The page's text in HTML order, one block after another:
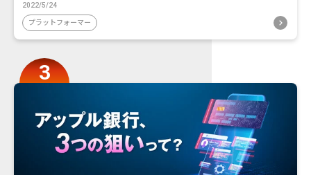
2022/5/24
プラットフォーマー